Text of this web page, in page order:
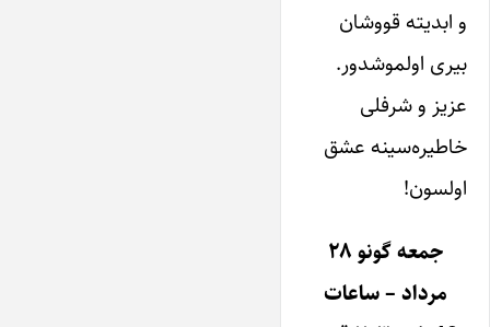
و ابدیته قووشان
بیری اولموشدور.
عزیز و شرفلی
خاطیره‌سینه عشق
اولسون!
جمعه گونو ۲۸
مرداد – ساعات